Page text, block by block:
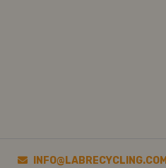
INFO@LABRECYCLING.COM